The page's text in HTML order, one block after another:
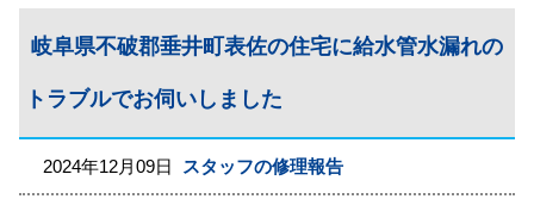
岐阜県不破郡垂井町表佐の住宅に給水管水漏れの
トラブルでお伺いしました
2024年12月09日 スタッフの修理報告